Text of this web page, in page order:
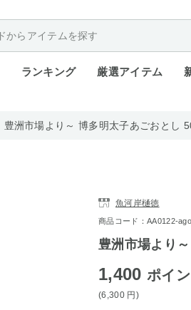
ランキング 厳選アイテム
豊洲市場より～ 博多明太子あごおとし
魚河岸樋徳
商品コード：AA0122-
豊洲市場より
1,400 ポイン
(6,300 円 )